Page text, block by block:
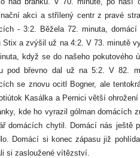
akci a střílený centr z pravé
- 3:2. Běžela 72. minuta,
Stix a zvýšil už na 4:2. V 73. minutě
když se do našeho pokutového
pod břevno dal už na 5:2. V 82.
se znovu ocitl Bogner, ale
Kasálka a Pernici větší
kde ho vyrazil gólman domácích
domácích chytil. Domácí nás ještě
Domácí si konec zápasu již
si zasloužené vítězství.